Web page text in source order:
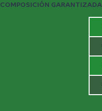
COMPOSICIÓN GARANTIZADA